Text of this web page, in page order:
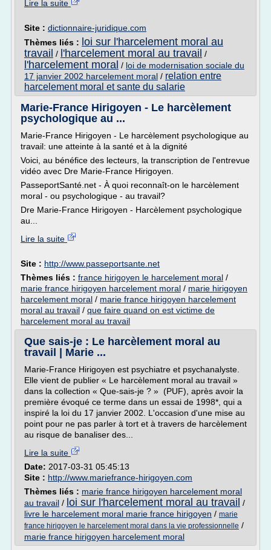
Lire la suite
Site : dictionnaire-juridique.com
Thèmes liés : loi sur l'harcelement moral au
travail / l'harcelement moral au travail /
l'harcelement moral / loi de modernisation sociale du
17 janvier 2002 harcelement moral / relation entre
harcelement moral et sante du salarie
Marie-France Hirigoyen - Le harcèlement
psychologique au ...
Marie-France Hirigoyen - Le harcèlement psychologique au
travail: une atteinte à la santé et à la dignité
Voici, au bénéfice des lecteurs, la transcription de l'entrevue
vidéo avec Dre Marie-France Hirigoyen.
PasseportSanté.net - À quoi reconnaît-on le harcèlement
moral - ou psychologique - au travail?
Dre Marie-France Hirigoyen - Harcèlement psychologique
au...
Lire la suite
Site : http://www.passeportsante.net
Thèmes liés : france hirigoyen le harcelement moral /
marie france hirigoyen harcelement moral / marie hirigoyen
harcelement moral / marie france hirigoyen harcelement
moral au travail / que faire quand on est victime de
harcelement moral au travail
Que sais-je : Le harcèlement moral au
travail | Marie ...
Marie-France Hirigoyen est psychiatre et psychanalyste.
Elle vient de publier « Le harcèlement moral au travail »
dans la collection « Que-sais-je ? » (PUF), après avoir la
première évoqué ce terme dans un essai de 1998*, qui a
inspiré la loi du 17 janvier 2002. L'occasion d'une mise au
point pour ne pas parler à tort et à travers de harcèlement
au risque de banaliser des...
Lire la suite
Date: 2017-03-31 05:45:13
Site : http://www.mariefrance-hirigoyen.com
Thèmes liés : marie france hirigoyen harcelement moral
au travail / loi sur l'harcelement moral au travail /
livre le harcelement moral marie france hirigoyen / marie
france hirigoyen le harcelement moral dans la vie professionnelle /
marie france hirigoyen harcelement moral